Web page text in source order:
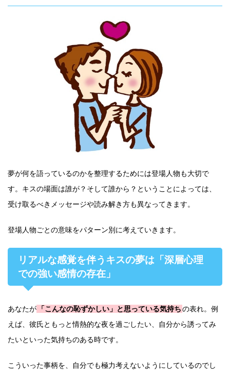
夢が何を語っているのかを整理するためには登場人物も大切で
す。キスの場面は誰が？そして誰から？ということによっては、
受け取るべきメッセージや読み解き方も異なってきます。
登場人物ごとの意味をパターン別に考えていきます。
リアルな感覚を伴うキスの夢は「深層心理
での強い感情の存在」
あなたが 「こんなの恥ずかしい」と思っている気持ちの表れ。例
えば、彼氏ともっと情熱的な夜を過ごしたい、自分から誘ってみ
たいといった気持ちのある時です。
こういった事柄を、自分でも極力考えないようにしているのでし